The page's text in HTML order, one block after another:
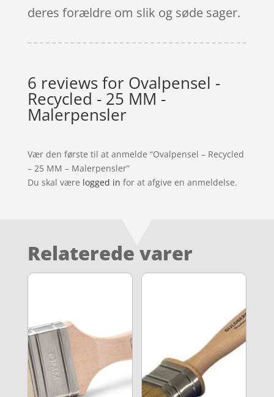
deres forældre om slik og søde sager.
6 reviews for Ovalpensel -
Recycled - 25 MM -
Malerpensler
Vær den første til at anmelde “Ovalpensel – Recycled
– 25 MM – Malerpensler”
Du skal være logged in for at afgive en anmeldelse.
Relaterede varer